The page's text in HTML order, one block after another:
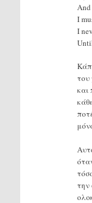
I
I
του
και
την